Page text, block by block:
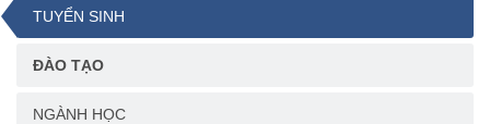
TUYỂN SINH
ĐÀO TẠO
NGÀNH HỌC